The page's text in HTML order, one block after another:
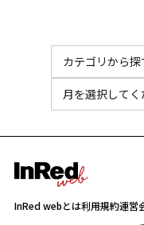
InRed webとは利用規約運営